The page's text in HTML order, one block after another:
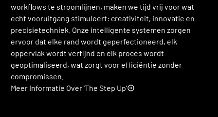
workflows te stroomlijnen, maken we tijd vrij voor wat
echt vooruitgang stimuleert: creativiteit, innovatie en
precisietechniek. Onze intelligente systemen zorgen
ervoor dat elke rand wordt geperfectioneerd, elk
oppervlak wordt verfijnd en elk proces wordt
geoptimaliseerd, wat zorgt voor efficiëntie zonder
compromissen.
Meer Informatie Over 'The Step Up'